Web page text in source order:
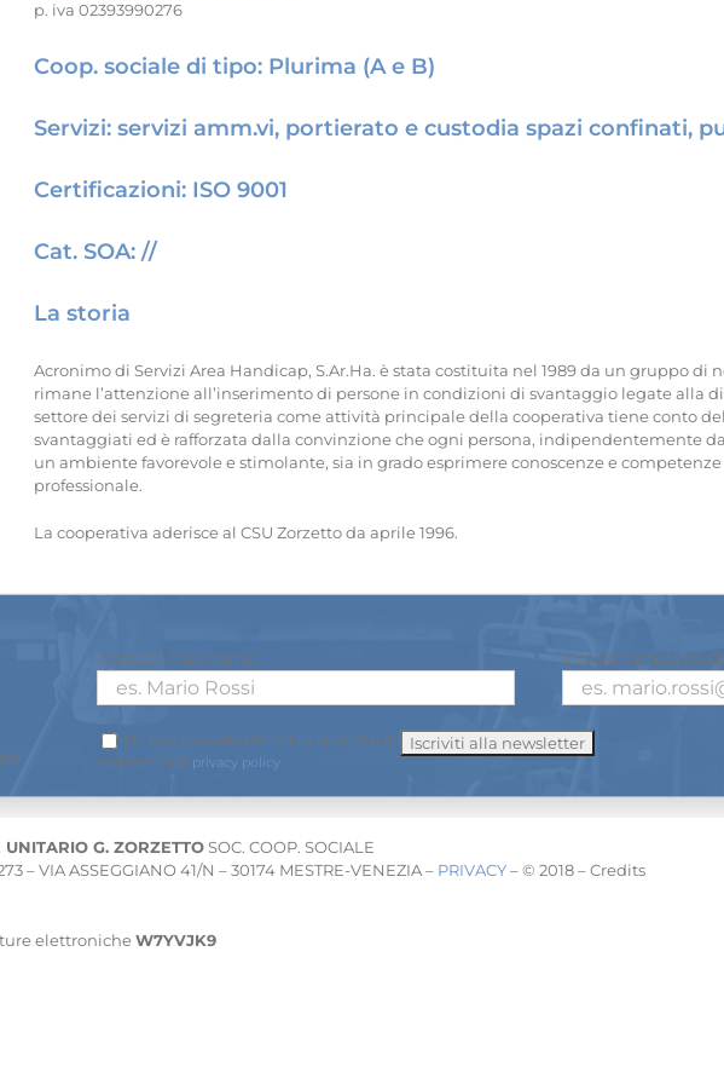
p. iva 02393990276
Coop. sociale di tipo: Plurima (A e B)
Servizi: servizi amm.vi, portierato e custodia spazi confinati,
Certificazioni: ISO 9001
Cat. SOA: //
La storia
Acronimo di Servizi Area Handicap, S.Ar.Ha. è stata costituita nel 1989 da un gruppo di
rimane l’attenzione all’inserimento di persone in condizioni di svantaggio legate alla
settore dei servizi di segreteria come attività principale della cooperativa tiene conto
svantaggiati ed è rafforzata dalla convinzione che ogni persona, indipendentemente
un ambiente favorevole e stimolante, sia in grado esprimere conoscenze e
professionale.
La cooperativa aderisce al CSU Zorzetto da aprile 1996.
Inserisci il tuo nome: Inserisci la tua
Ho letto e accetto i termini e le condizioni
espresse nella privacy policy
G. ZORZETTOSOC. COOP. SOCIALE
– VIA ASSEGGIANO 41/N – 30174 MESTRE-VENEZIA – PRIVACY– © 2018 – Credits
elettronicheW7YVJK9